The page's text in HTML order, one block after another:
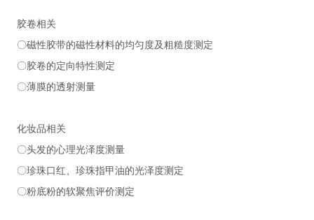
胶卷相关
〇磁性胶带的磁性材料的均匀度及粗糙度测定
〇胶卷的定向特性测定
〇薄膜的透射测量
化妆品相关
〇头发的心理光泽度测量
〇珍珠口红、珍珠指甲油的光泽度测定
〇粉底粉的软聚焦评价测定